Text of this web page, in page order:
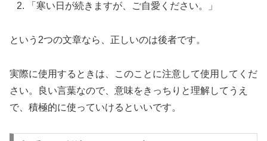
「寒い日が続きますが、ご自愛ください。」
という2つの文章なら、正しいのは後者です。
実際に使用するときは、このことに注意して使用してくだ
さい。良い言葉なので、意味をきっちりと理解してうえ
で、積極的に使っていけるといいです。